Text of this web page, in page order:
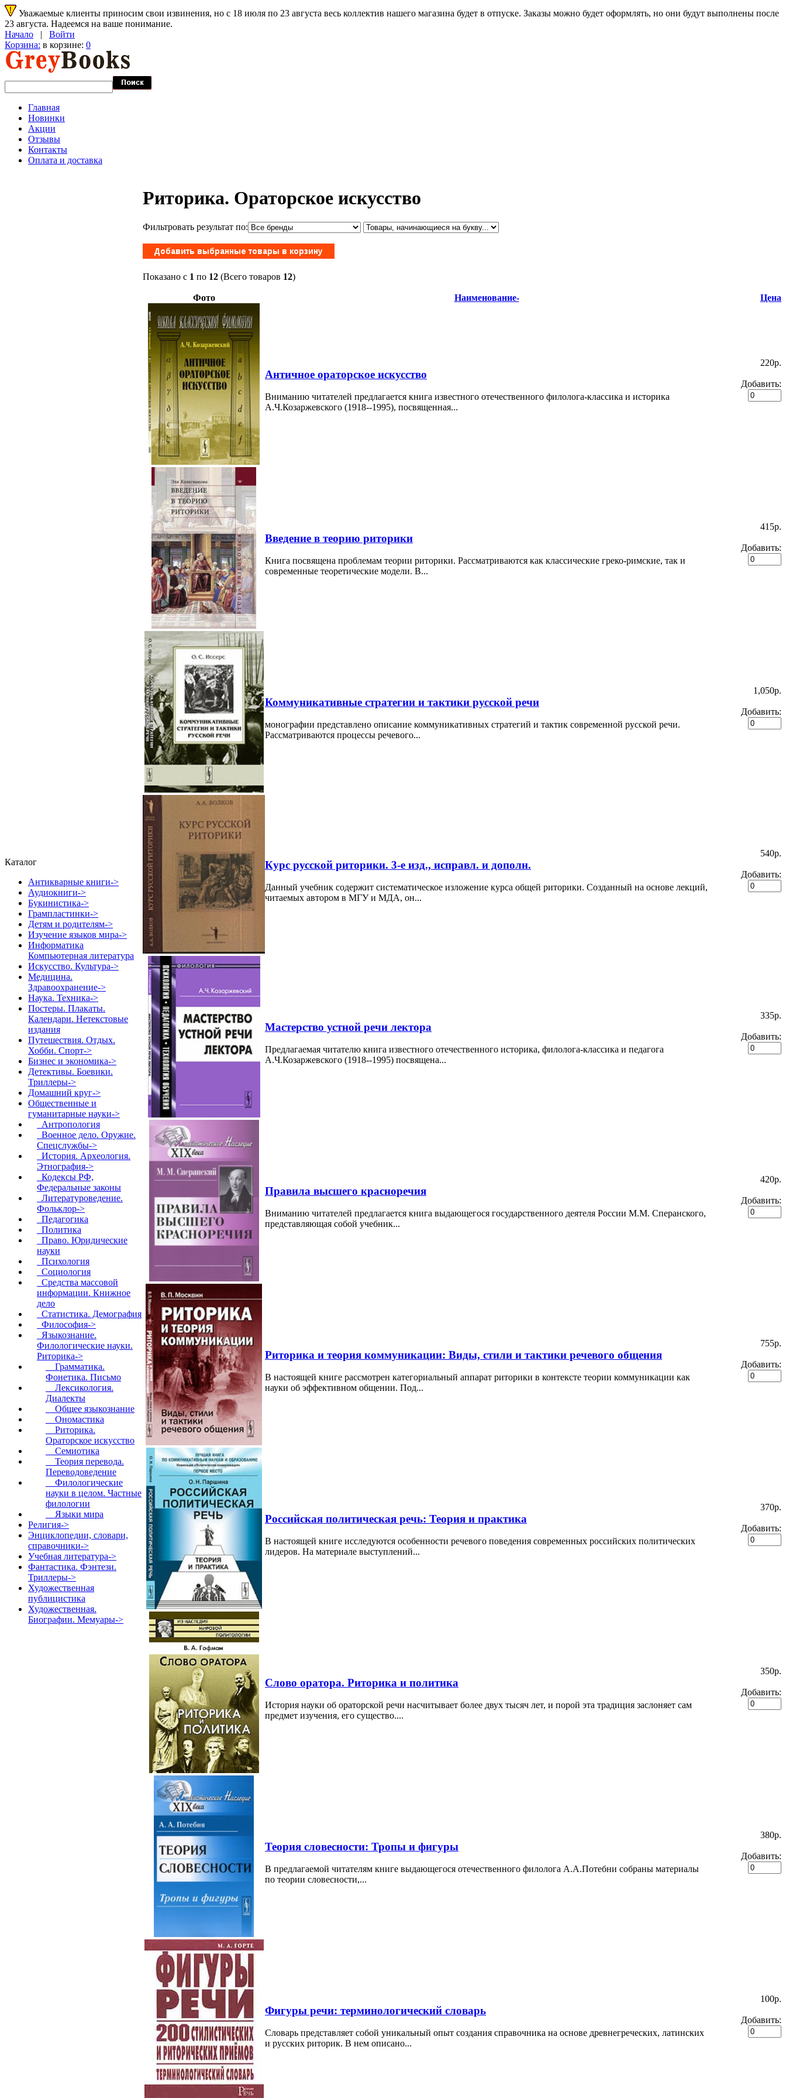
Уважаемые клиенты приносим свои извинения, но с 18 июля по 23 августа весь коллектив нашего магазина будет в отпуске. Заказы можно будет оформлять, но они будут выполнены после
23 августа. Надеемся на ваше понимание.
Начало | Войти
Корзина: в корзине: 0
Главная
Новинки
Акции
Отзывы
Контакты
Оплата и доставка
Каталог
Антикварные книги->
Аудиокниги->
Букинистика->
Грампластинки->
Детям и родителям->
Изучение языков мира->
Информатика
Компьютерная литература
Искусство. Культура->
Медицина.
Здравоохранение->
Наука. Техника->
Постеры. Плакаты.
Календари. Нетекстовые
издания
Путешествия. Отдых.
Хобби. Спорт->
Бизнес и экономика->
Детективы. Боевики.
Триллеры->
Домашний круг->
Общественные и
гуманитарные науки->
Антропология
Военное дело. Оружие.
Спецслужбы->
История. Археология.
Этнография->
Кодексы РФ,
Федеральные законы
Литературоведение.
Фольклор->
Педагогика
Политика
Право. Юридические
науки
Психология
Социология
Средства массовой
информации. Книжное
дело
Статистика. Демография
Философия->
Языкознание.
Филологические науки.
Риторика->
Грамматика.
Фонетика. Письмо
Лексикология.
Диалекты
Общее языкознание
Ономастика
Риторика.
Ораторское искусство
Семиотика
Теория перевода.
Переводоведение
Филологические
науки в целом. Частные
филологии
Языки мира
Религия->
Энциклопедии, словари,
справочники->
Учебная литература->
Фантастика. Фэнтези.
Триллеры->
Художественная
публицистика
Художественная.
Биографии. Мемуары->
Риторика. Ораторское искусство
Фильтровать результат по:
Показано с 1 по 12 (Всего товаров 12)
Фото Наименование- Цена
Античное ораторское искусство
Вниманию читателей предлагается книга известного отечественного филолога-классика и историка
А.Ч.Козаржевского (1918--1995), посвященная...
220p.
Добавить:
Введение в теорию риторики
Книга посвящена проблемам теории риторики. Рассматриваются как классические греко-римские, так и
современные теоретические модели. В...
415p.
Добавить:
Коммуникативные стратегии и тактики русской речи
монографии представлено описание коммуникативных стратегий и тактик современной русской речи.
Рассматриваются процессы речевого...
1,050p.
Добавить:
Курс русской риторики. 3-е изд., исправл. и дополн.
Данный учебник содержит систематическое изложение курса общей риторики. Созданный на основе лекций,
читаемых автором в МГУ и МДА, он...
540p.
Добавить:
Мастерство устной речи лектора
Предлагаемая читателю книга известного отечественного историка, филолога-классика и педагога
А.Ч.Козаржевского (1918--1995) посвящена...
335p.
Добавить:
Правила высшего красноречия
Вниманию читателей предлагается книга выдающегося государственного деятеля России М.М. Сперанского,
представляющая собой учебник...
420p.
Добавить:
Риторика и теория коммуникации: Виды, стили и тактики речевого общения
В настоящей книге рассмотрен категориальный аппарат риторики в контексте теории коммуникации как
науки об эффективном общении. Под...
755p.
Добавить:
Российская политическая речь: Теория и практика
В настоящей книге исследуются особенности речевого поведения современных российских политических
лидеров. На материале выступлений...
370p.
Добавить:
Слово оратора. Риторика и политика
История науки об ораторской речи насчитывает более двух тысяч лет, и порой эта традиция заслоняет сам
предмет изучения, его существо....
350p.
Добавить:
Теория словесности: Тропы и фигуры
В предлагаемой читателям книге выдающегося отечественного филолога А.А.Потебни собраны материалы
по теории словесности,...
380p.
Добавить:
Фигуры речи: терминологический словарь
Словарь представляет собой уникальный опыт создания справочника на основе древнегреческих, латинских
и русских риторик. В нем описано...
100p.
Добавить: